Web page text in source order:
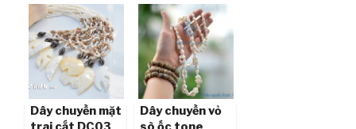
Dây chuyền mặt
Dây chuyền vỏ